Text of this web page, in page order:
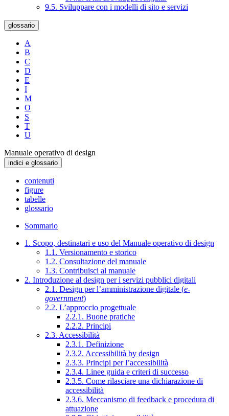
9.5. Sviluppare con i modelli di sito e servizi
glossario
A
B
C
D
E
I
M
O
S
T
U
Manuale operativo di design
indici e glossario
contenuti
figure
tabelle
glossario
Sommario
1. Scopo, destinatari e uso del Manuale operativo di design
1.1. Versionamento e storico
1.2. Consultazione del manuale
1.3. Contribuisci al manuale
2. Introduzione al design per i servizi pubblici digitali
2.1. Design per l’amministrazione digitale (e-
government)
2.2. L’approccio progettuale
2.2.1. Buone pratiche
2.2.2. Principi
2.3. Accessibilità
2.3.1. Definizione
2.3.2. Accessibilità by design
2.3.3. Principi per l’accessibilità
2.3.4. Linee guida e criteri di successo
2.3.5. Come rilasciare una dichiarazione di
accessibilità
2.3.6. Meccanismo di feedback e procedura di
attuazione